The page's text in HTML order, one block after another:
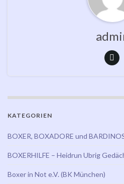
KATEGORIEN
BOXER, BOXADORE und
BOXERHILFE – Heidrun Ubrig
Boxer in Not e.V. (BK München)